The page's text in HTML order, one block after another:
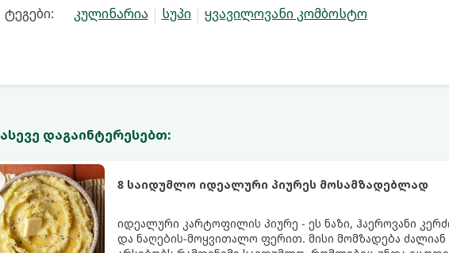
ტეგები: კულინარია სუპი ყვავილოვანი კომბოსტო
ასევე დაგაინტერესებთ:
8 საიდუმლო იდეალური პიურეს მოსამზადებლად
იდეალური კარტოფილის პიურე - ეს ნაზი, ჰაეროვანი
და ნაღების-მოყვითალო ფერით. მისი მომზადება ძალიან